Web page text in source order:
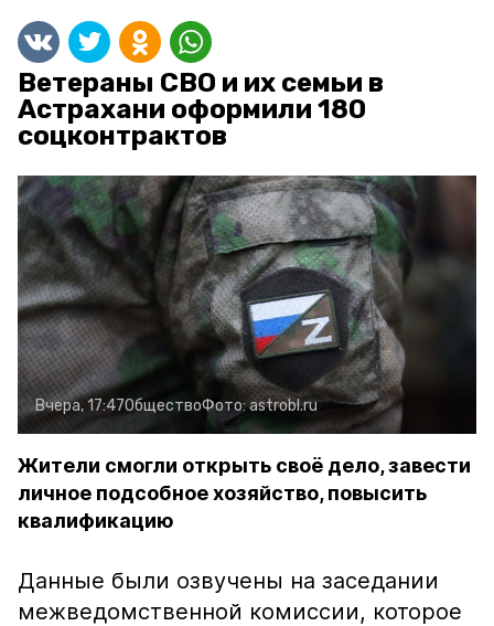
Ветераны СВО и их семьи в
Астрахани оформили 180
соцконтрактов
Вчера, 17:47ОбществоФото:astrobl.ru
Жители смогли открыть своё дело, завести
личное подсобное хозяйство, повысить
квалификацию
Данные были озвучены на заседании
межведомственной комиссии, которое